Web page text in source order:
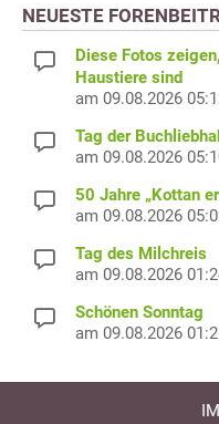
NEUESTE
Diese Fotos
Haustiere sind
am 09.08.2026
Tag der
am 09.08.2026
50 Jahre „Kottan
am 09.08.2026
Tag des Milchreis
am 09.08.2026
Schönen Sonntag
am 09.08.2026